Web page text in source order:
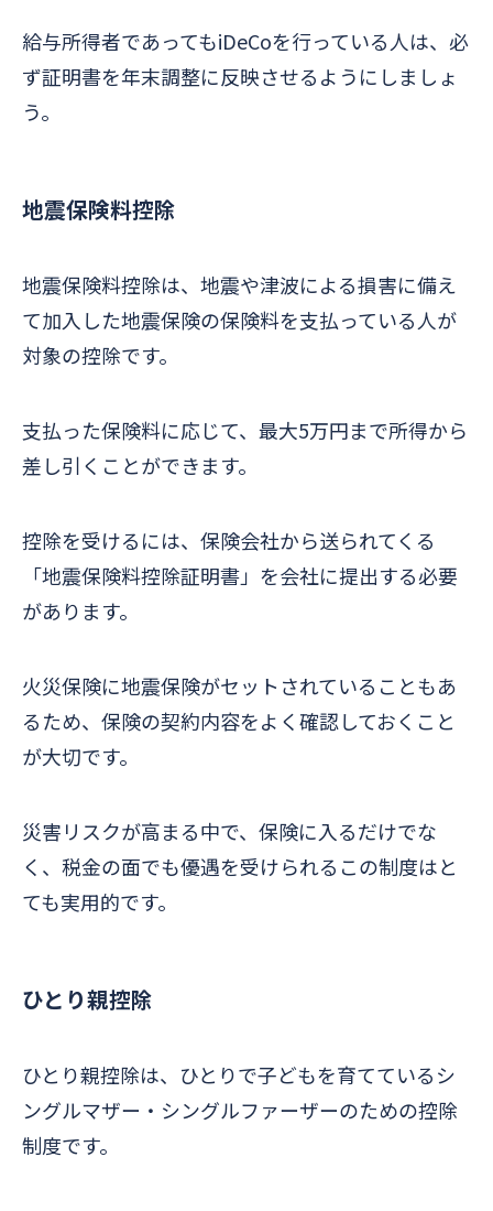
給与所得者であってもiDeCoを行っている人は、必
ず証明書を年末調整に反映させるようにしましょ
う。
地震保険料控除
地震保険料控除は、地震や津波による損害に備え
て加入した地震保険の保険料を支払っている人が
対象の控除です。
支払った保険料に応じて、最大5万円まで所得から
差し引くことができます。
控除を受けるには、保険会社から送られてくる
「地震保険料控除証明書」を会社に提出する必要
があります。
火災保険に地震保険がセットされていることもあ
るため、保険の契約内容をよく確認しておくこと
が大切です。
災害リスクが高まる中で、保険に入るだけでな
く、税金の面でも優遇を受けられるこの制度はと
ても実用的です。
ひとり親控除
ひとり親控除は、ひとりで子どもを育てているシ
ングルマザー・シングルファーザーのための控除
制度です。